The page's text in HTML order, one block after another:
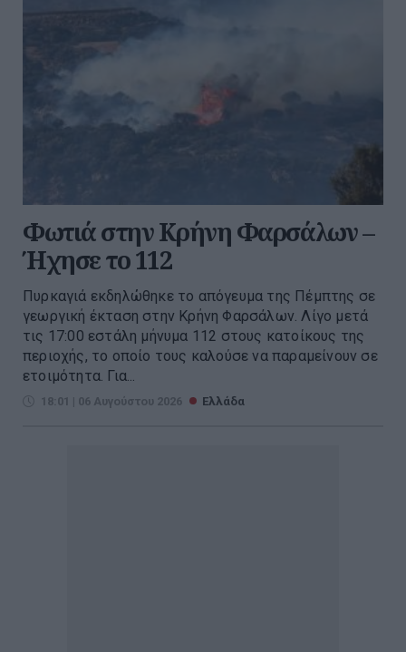
Φωτιά στην Κρήνη Φαρσάλων –
Ήχησε το 112
Πυρκαγιά εκδηλώθηκε το απόγευμα της Πέμπτης σε
γεωργική έκταση στην Κρήνη Φαρσάλων. Λίγο μετά
τις 17:00 εστάλη μήνυμα 112 στους κατοίκους της
περιοχής, το οποίο τους καλούσε να παραμείνουν σε
ετοιμότητα. Για...
18:01 | 06 Αυγούστου 2026 Ελλάδα